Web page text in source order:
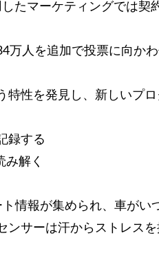
たマーケティングでは契
万人を追加で投票に向か
特性を発見し、新しいプ
録する
解く
情報が集められ、車がい
ンサーは汗からストレス